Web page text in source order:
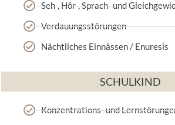
Seh-, Hör-, Sprach- und
Verdauungsstörungen
Nächtliches Einnässen / Enuresis
SCHULKIND
Konzentrations- und